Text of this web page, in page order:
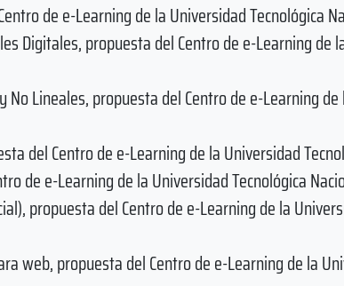
de e-Learning de la Universidad Tecnológica
Digitales, propuesta del Centro de e-Learning de
No Lineales, propuesta del Centro de e-Learning
del Centro de e-Learning de la Universidad
de e-Learning de la Universidad Tecnológica
propuesta del Centro de e-Learning de la
web, propuesta del Centro de e-Learning de la